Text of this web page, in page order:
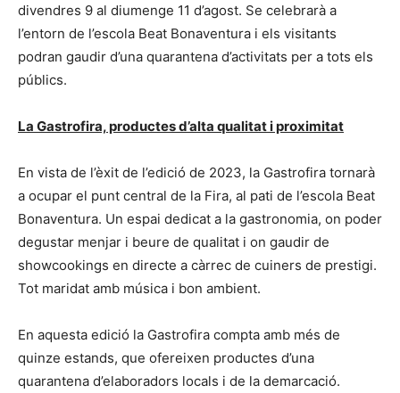
divendres 9 al diumenge 11 d’agost. Se celebrarà a
l’entorn de l’escola Beat Bonaventura i els visitants
podran gaudir d’una quarantena d’activitats per a tots els
públics.
La Gastrofira, productes d’alta qualitat i proximitat
En vista de l’èxit de l’edició de 2023, la Gastrofira tornarà
a ocupar el punt central de la Fira, al pati de l’escola Beat
Bonaventura. Un espai dedicat a la gastronomia, on poder
degustar menjar i beure de qualitat i on gaudir de
showcookings en directe a càrrec de cuiners de prestigi.
Tot maridat amb música i bon ambient.
En aquesta edició la Gastrofira compta amb més de
quinze estands, que ofereixen productes d’una
quarantena d’elaboradors locals i de la demarcació.